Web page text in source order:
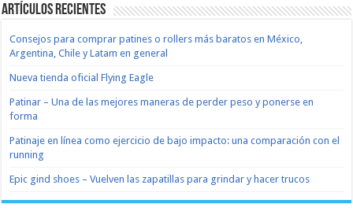
Artículos recientes
Consejos para comprar patines o rollers más baratos en México,
Argentina, Chile y Latam en general
Nueva tienda oficial Flying Eagle
Patinar – Una de las mejores maneras de perder peso y ponerse en
forma
Patinaje en línea como ejercicio de bajo impacto: una comparación con el
running
Epic gind shoes – Vuelven las zapatillas para grindar y hacer trucos